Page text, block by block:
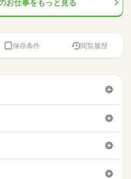
お仕事をもっと見る
保存条件 閲覧履歴